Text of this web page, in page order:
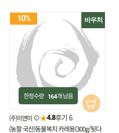
바우처
10%
한정수량 164개 남음
(주)미앤미 ★4.8후기 6
(농할 국산)동물복지 카레용(300g/뒷다